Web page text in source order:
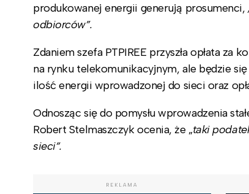
produkowanej energii generują prosumenci,
odbiorców”.
Zdaniem szefa PTPIREE przyszła opłata
na rynku telekomunikacyjnym, ale będzie
ilość energii wprowadzonej do sieci oraz
Odnosząc się do pomysłu wprowadzenia
Robert Stelmaszczyk ocenia, że „taki
sieci”.
REKLAMA